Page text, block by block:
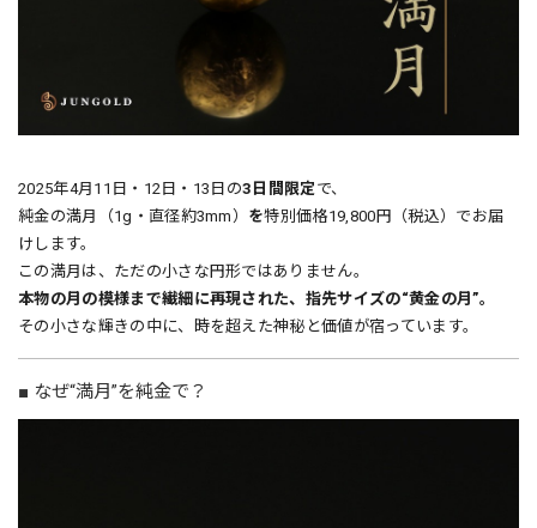
2025年4月11日・12日・13日の3日間限定で、
純金の満月（1g・直径約3mm） を特別価格19,800円（税込）でお届
けします。
この満月は、ただの小さな円形ではありません。
本物の月の模様まで繊細に再現された、指先サイズの“黄金の月”。
その小さな輝きの中に、時を超えた神秘と価値が宿っています。
■ なぜ“満月”を純金で？